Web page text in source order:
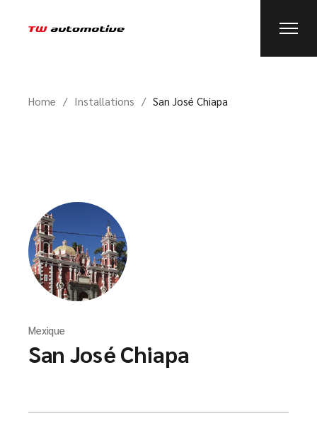
Home Installations San José Chiapa
Mexique
San José Chiapa